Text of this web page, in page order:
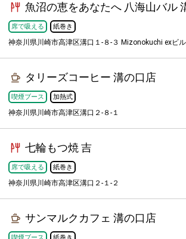
魚沼の恵をあなたへ 八海山バル
席で吸える 紙巻き
神奈川県川崎市高津区溝口１-８-３ Mizonokuchi exビ
タリーズコーヒー 溝の口店
喫煙ブース 加熱式
神奈川県川崎市高津区溝口２-８-１
七輪もつ焼 吉
席で吸える 紙巻き
神奈川県川崎市高津区溝口２-１-２
サンマルクカフェ 溝の口店